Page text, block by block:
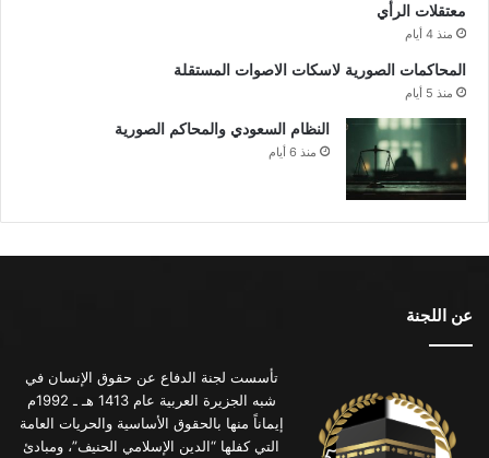
معتقلات الرأي
منذ 4 أيام
المحاكمات الصورية لاسكات الاصوات المستقلة
منذ 5 أيام
النظام السعودي والمحاكم الصورية
منذ 6 أيام
عن اللجنة
تأسست لجنة الدفاع عن حقوق الإنسان في
شبه الجزيرة العربية عام 1413 هـ ـ 1992م
إيماناً منها بالحقوق الأساسية والحريات العامة
التي كفلها “الدين الإسلامي الحنيف”، ومبادئ